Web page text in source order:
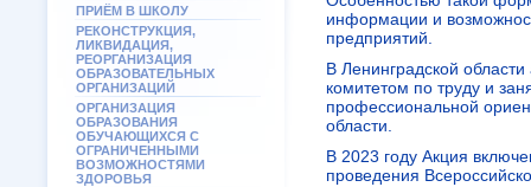
ПРИЁМ В ШКОЛУ
РЕКОНСТРУКЦИЯ,
ЛИКВИДАЦИЯ,
РЕОРГАНИЗАЦИЯ
ОБРАЗОВАТЕЛЬНЫХ
ОРГАНИЗАЦИЙ
ОРГАНИЗАЦИЯ
ОБРАЗОВАНИЯ
ОБУЧАЮЩИХСЯ С
ОГРАНИЧЕННЫМИ
ВОЗМОЖНОСТЯМИ
ЗДОРОВЬЯ
информации и
предприятий.
В Ленинградской
комитетом по труду и
профессиональной
области.
В 2023 году Акция
проведения